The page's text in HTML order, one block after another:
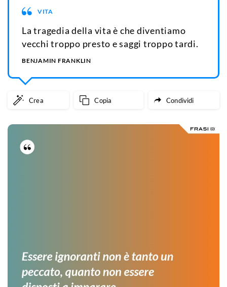
VITA
La tragedia della vita è che diventiamo
vecchi troppo presto e saggi troppo tardi.
BENJAMIN FRANKLIN
Crea Copia Condividi